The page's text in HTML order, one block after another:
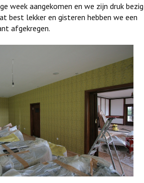
week aangekomen en we zijn druk bezig
best lekker en gisteren hebben we een
afgekregen.